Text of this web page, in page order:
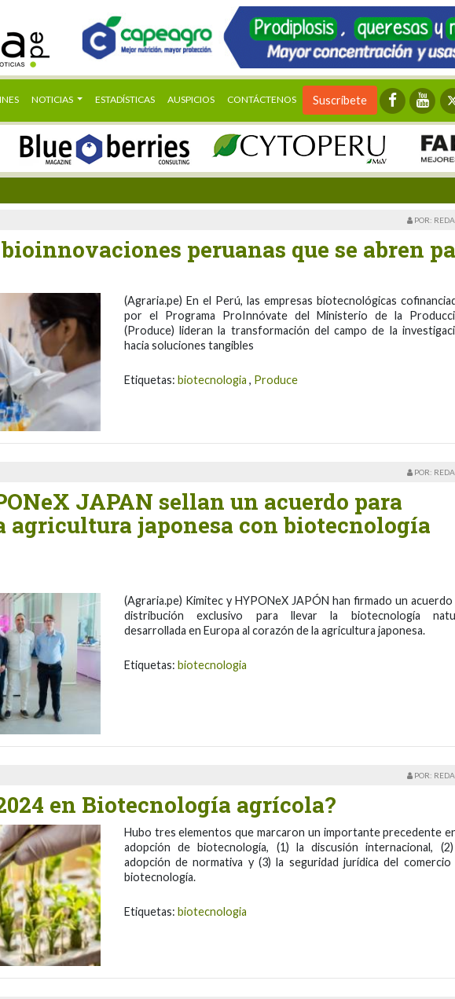
NOTICIAS ESTADÍSTICAS AUSPICIOS CONTÁCTENOS Suscríbete
POR:
peruanas que se abren
(Agraria.pe) En el Perú, las empresas biotecnológicas
por el Programa ProInnóvate del Ministerio de la
(Produce) lideran la transformación del campo de la
hacia soluciones tangibles
Etiquetas: biotecnologia , Produce
POR:
JAPAN sellan un acuerdo para
agricultura japonesa con biotecnología
(Agraria.pe) Kimitec y HYPONeX JAPÓN han firmado un acuerdo
distribución exclusivo para llevar la biotecnología
desarrollada en Europa al corazón de la agricultura japonesa.
Etiquetas: biotecnologia
POR:
en Biotecnología agrícola?
Hubo tres elementos que marcaron un importante precedente
adopción de biotecnología, (1) la discusión internacional,
adopción de normativa y (3) la seguridad jurídica del comercio
biotecnología.
Etiquetas: biotecnologia